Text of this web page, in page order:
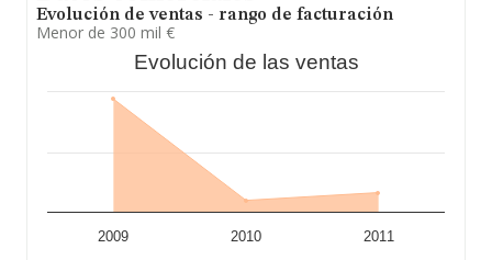
Evolución de ventas - rango de facturación
Menor de 300 mil €
Evolución de las ventas
2009 2010 2011